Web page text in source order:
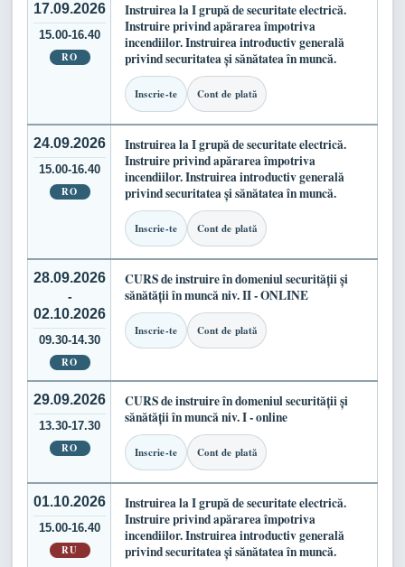
17.09.2026
15.00-16.40
RO
Instruirea la I grupă de securitate electrică.
Instruire privind apărarea împotriva
incendiilor. Instruirea introductiv generală
privind securitatea și sănătatea în muncă.
Inscrie-te Cont de plată
24.09.2026
15.00-16.40
RO
Instruirea la I grupă de securitate electrică.
Instruire privind apărarea împotriva
incendiilor. Instruirea introductiv generală
privind securitatea și sănătatea în muncă.
Inscrie-te Cont de plată
28.09.2026
-
02.10.2026
09.30-14.30
RO
CURS de instruire în domeniul securității și
sănătății în muncă niv. II - ONLINE
Inscrie-te Cont de plată
29.09.2026
13.30-17.30
RO
CURS de instruire în domeniul securității și
sănătății în muncă niv. I - online
Inscrie-te Cont de plată
01.10.2026
15.00-16.40
RU
Instruirea la I grupă de securitate electrică.
Instruire privind apărarea împotriva
incendiilor. Instruirea introductiv generală
privind securitatea și sănătatea în muncă.